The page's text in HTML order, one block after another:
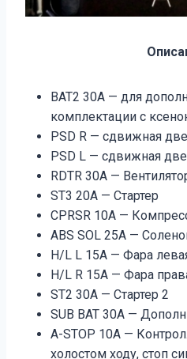
BAT2 30A — для
комплектации с
PSD R — сдвижная
PSD L — сдвижная
RDTR 30A —
ST3 20A — Стартер
CPRSR 10A —
ABS SOL 25A —
H/L L 15A — Фара
H/L R 15A — Фара
ST2 30A — Стартер 2
SUB BAT 30A —
A-STOP 10A —
холостом ходу, стоп